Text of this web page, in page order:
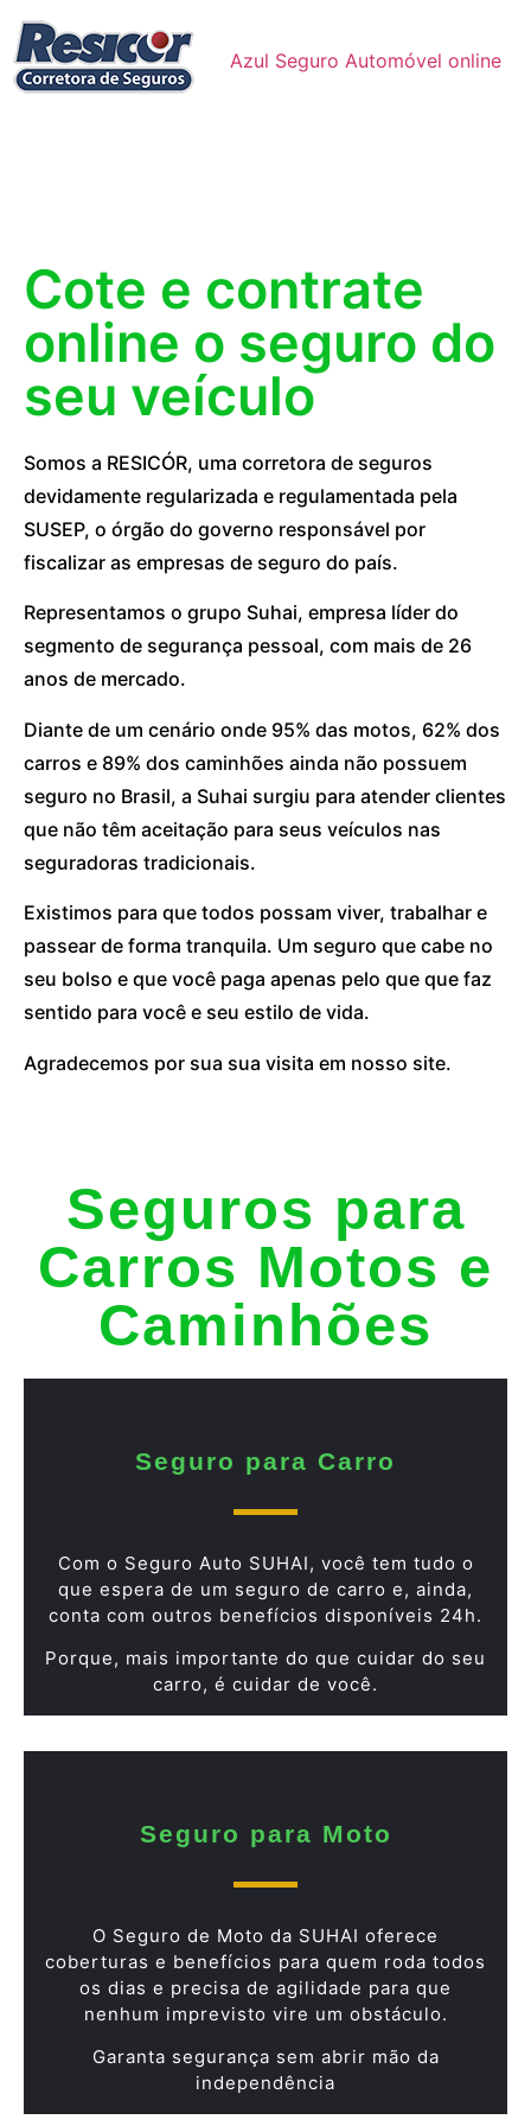
Azul Seguro Automóvel online
Cote e contrate
online o seguro do
seu veículo
Somos a RESICÓR, uma corretora de seguros
devidamente regularizada e regulamentada pela
SUSEP, o órgão do governo responsável por
fiscalizar as empresas de seguro do país.
Representamos o grupo Suhai, empresa líder do
segmento de segurança pessoal, com mais de 26
anos de mercado.
Diante de um cenário onde 95% das motos, 62% dos
carros e 89% dos caminhões ainda não possuem
seguro no Brasil, a Suhai surgiu para atender clientes
que não têm aceitação para seus veículos nas
seguradoras tradicionais.
Existimos para que todos possam viver, trabalhar e
passear de forma tranquila. Um seguro que cabe no
seu bolso e que você paga apenas pelo que que faz
sentido para você e seu estilo de vida.
Agradecemos por sua sua visita em nosso site.
Seguros para
Carros Motos e
Caminhões
Seguro para Carro
Com o Seguro Auto SUHAI, você tem tudo o
que espera de um seguro de carro e, ainda,
conta com outros benefícios disponíveis 24h.
Porque, mais importante do que cuidar do seu
carro, é cuidar de você.
Seguro para Moto
O Seguro de Moto da SUHAI oferece
coberturas e benefícios para quem roda todos
os dias e precisa de agilidade para que
nenhum imprevisto vire um obstáculo.
Garanta segurança sem abrir mão da
independência